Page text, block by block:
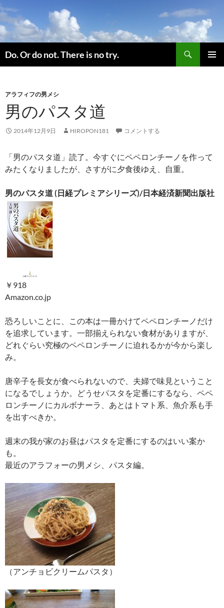
コ
ン
テ
ン
ツ
へ
プ
Do. Or do not. There is no try.
索
アラフィフの男メシ
男のパスタ道
2014年12月9日 HIROPON181 コメントする
「男のパスタ道」読了。今すぐにペペロンチーノを作って
みたくなりましたが、さすがに夕食後ゆえ、自重。
男のパスタ道 (日経プレミアシリーズ)/日本経済新聞出版社
￥918
Amazon.co.jp
恐ろしいことに、この本は一冊かけてペペロンチーノだけ
を追求しています。一部揃えられない食材がありますが、
どれぐらい究極のペペロンチーノに迫れるかが今から楽し
み。
唐辛子を長女が食べられないので、夫婦で味見ということ
になるでしょうか。どうせパスタを定番にするなら、ペペ
ロンチーノにカルボナーラ、あとはトマト系、魚介系も手
を出すべきか。
週末の我が家のお昼はパスタを定番にするのはいい案か
も。
最近のアラフォーの男メシ、パスタ編。
（アンチョビクリームパスタ）